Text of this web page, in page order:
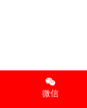
微信